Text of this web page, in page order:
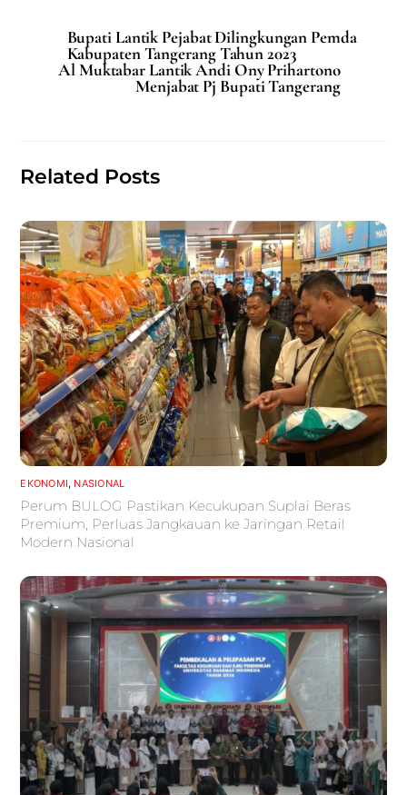
c
e
b
k
ai
l
at
s
A
ar
e
Bupati Lantik Pejabat Dilingkungan Pemda
Kabupaten Tangerang Tahun 2023
Al Muktabar Lantik Andi Ony Prihartono
Menjabat Pj Bupati Tangerang
Related Posts
EKONOMI, NASIONAL
Perum BULOG Pastikan Kecukupan Suplai Beras
Premium, Perluas Jangkauan ke Jaringan Retail
Modern Nasional